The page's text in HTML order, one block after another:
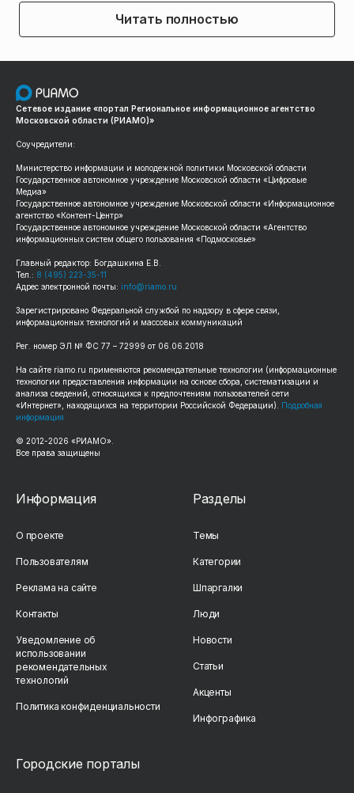
Читать полностью
Сетевое издание «портал Региональное информационное агентство
Московской области (РИАМО)»
Соучредители:
Министерство информации и молодежной политики Московской области
Государственное автономное учреждение Московской области «Цифровые
Медиа»
Государственное автономное учреждение Московской области «Информационное
агентство «Контент-Центр»
Государственное автономное учреждение Московской области «Агентство
информационных систем общего пользования «Подмосковье»
Главный редактор: Богдашкина Е.В.
Тел.: 8 (495) 223-35-11
Адрес электронной почты: info@riamo.ru
Зарегистрировано Федеральной службой по надзору в сфере связи,
информационных технологий и массовых коммуникаций
Рег. номер ЭЛ № ФС 77 – 72999 от 06.06.2018
На сайте riamo.ru применяются рекомендательные технологии (информационные
технологии предоставления информации на основе сбора, систематизации и
анализа сведений, относящихся к предпочтениям пользователей сети
«Интернет», находящихся на территории Российской Федерации). Подробная
информация
© 2012-2026 «РИАМО».
Все права защищены
Информация
О проекте
Пользователям
Реклама на сайте
Контакты
Уведомление об
использовании
рекомендательных
технологий
Политика конфиденциальности
Разделы
Темы
Категории
Шпаргалки
Люди
Новости
Статьи
Акценты
Инфографика
Городские порталы